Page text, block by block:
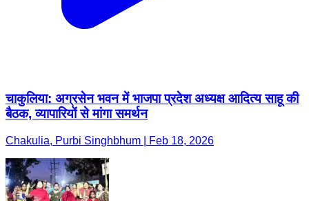
चाकुलिया: अग्रसेन भवन में भाजपा प्रदेश अध्यक्ष आदित्य साहू की
बैठक, व्यापारियों से मांगा समर्थन
Chakulia, Purbi Singhbhum | Feb 18, 2026